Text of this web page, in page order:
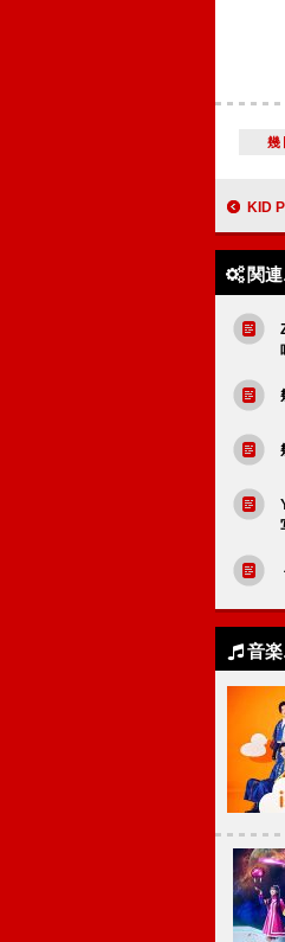
幾
KID
関
音